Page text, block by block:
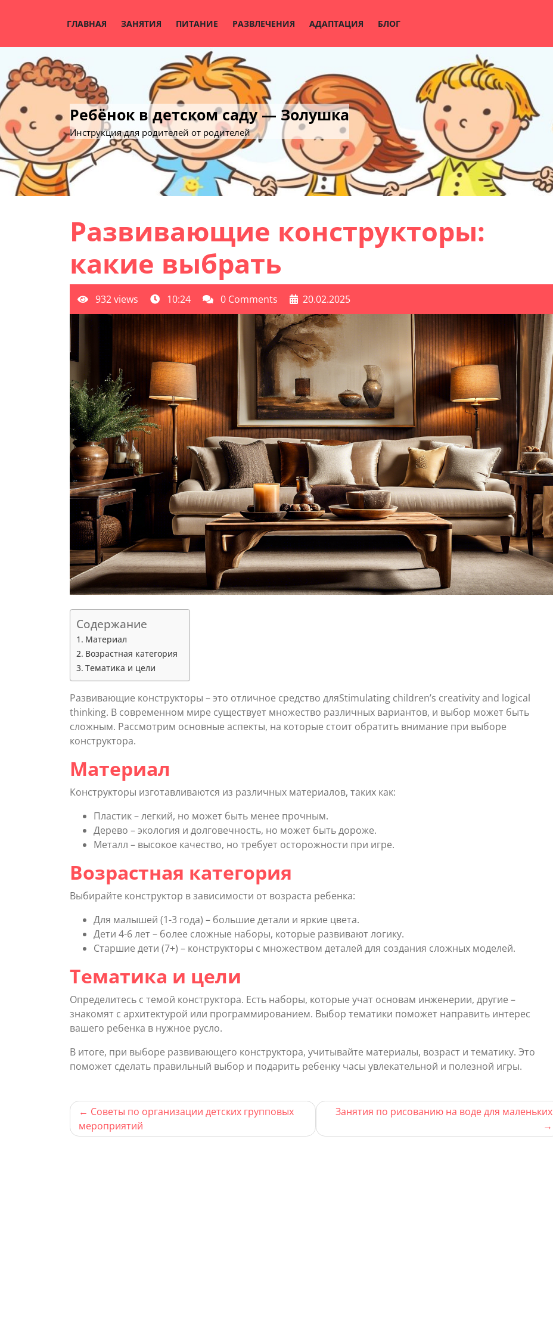
ГЛАВНАЯ ЗАНЯТИЯ ПИТАНИЕ РАЗВЛЕЧЕНИЯ АДАПТАЦИЯ БЛОГ
Ребёнок в детском саду — Золушка
Инструкция для родителей от родителей
Развивающие конструкторы:
какие выбрать
932 views 10:24 0 Comments 20.02.2025
Содержание
Материал
Возрастная категория
Тематика и цели
Развивающие конструкторы – это отличное средство дляStimulating children’s creativity and logical
thinking. В современном мире существует множество различных вариантов, и выбор может быть
сложным. Рассмотрим основные аспекты, на которые стоит обратить внимание при выборе
конструктора.
Материал
Конструкторы изготавливаются из различных материалов, таких как:
Пластик – легкий, но может быть менее прочным.
Дерево – экология и долговечность, но может быть дороже.
Металл – высокое качество, но требует осторожности при игре.
Возрастная категория
Выбирайте конструктор в зависимости от возраста ребенка:
Для малышей (1-3 года) – большие детали и яркие цвета.
Дети 4-6 лет – более сложные наборы, которые развивают логику.
Старшие дети (7+) – конструкторы с множеством деталей для создания сложных моделей.
Тематика и цели
Определитесь с темой конструктора. Есть наборы, которые учат основам инженерии, другие –
знакомят с архитектурой или программированием. Выбор тематики поможет направить интерес
вашего ребенка в нужное русло.
В итоге, при выборе развивающего конструктора, учитывайте материалы, возраст и тематику. Это
поможет сделать правильный выбор и подарить ребенку часы увлекательной и полезной игры.
Навигация
по
Советы по организации детских групповых
мероприятий
Занятия по рисованию на воде для маленьких